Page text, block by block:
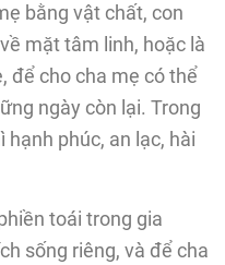
bằng vật chất, con
mặt tâm linh, hoặc là
để cho cha mẹ có thể
ngày còn lại. Trong
phúc, an lạc, hài
toái trong gia
sống riêng, và để cha